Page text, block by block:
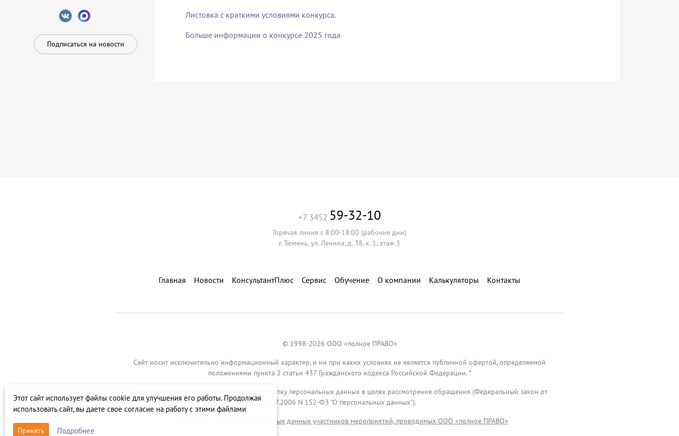
Подписаться на новости
Листовка с краткими условиями конкурса.
Больше информации о конкурсе 2025 года
+7 3452 59-32-10
Горячая линия с 8:00-18:00 (рабочие дни)
г. Тюмень, ул. Ленина, д. 38, к. 1, этаж 3
Главная Новости КонсультантПлюс Сервис Обучение О компании Калькуляторы Контакты
© 1998-2026 ООО «полное ПРАВО»
Сайт носит исключительно информационный характер, и ни при каких условиях не является публичной офертой, определяемой
положениями пункта 2 статьи 437 Гражданского кодекса Российской Федерации. *
Отправляя заявку, вы соглашаетесь на обработку персональных данных в целях рассмотрения обращения (Федеральный закон от
27.07.2006 N 152-ФЗ "О персональных данных").
Положение о защите персональных данных участников мероприятий, проводимых ООО «полное ПРАВО»
Этот сайт использует файлы cookie для улучшения его работы. Продолжая
использовать сайт, вы даете свое согласие на работу с этими файлами
Принять Подробнее